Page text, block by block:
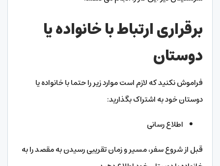
برقراری ارتباط با خانواده یا
دوستان
فراموش نکنید که لازم است موارد زیر را حتما با خانواده یا
دوستان خود به اشتراک بگذارید:
اطلاع رسانی
قبل از شروع سفر، مسیر و زمان تقریبی رسیدن به مقصد را به